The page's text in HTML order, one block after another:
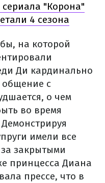
сериала "Корона"
4 сезона
на которой
Ди кардинально
общение с
о чем
во время
имели все
закрытыми
принцесса Диана
прессе, что в